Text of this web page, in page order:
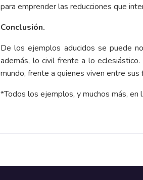
para emprender las reducciones que
Conclusión.
De los ejemplos aducidos se puede
además, lo civil frente a lo
mundo, frente a quienes viven entre sus
*Todos los ejemplos, y muchos más,